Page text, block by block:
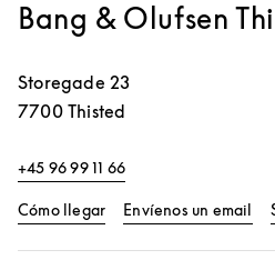
Bang & Olufsen
Storegade 23
7700 Thisted
+45 96 99 11 66
Cómo llegarLink Opens in New Tab
Envíenos un email